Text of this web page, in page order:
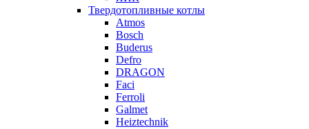
Твердотопливные котлы
Atmos
Bosch
Buderus
Defro
DRAGON
Faci
Ferroli
Galmet
Heiztechnik